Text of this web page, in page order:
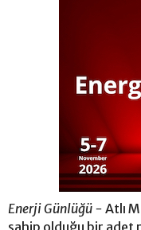
Enerji Günlüğü - Atlı
sahip olduğu bir adet